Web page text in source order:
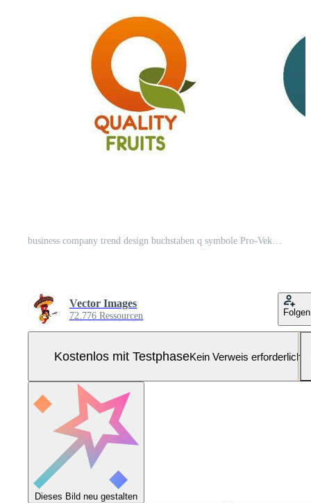
business company trend design buchstaben q symbole Pro-Vektor und Pro-SVG
Vector Images
72.776 Ressourcen Folgen
Kostenlos mit TestphaseKein Verweis erforderlich
Dieses Bild neu gestalten